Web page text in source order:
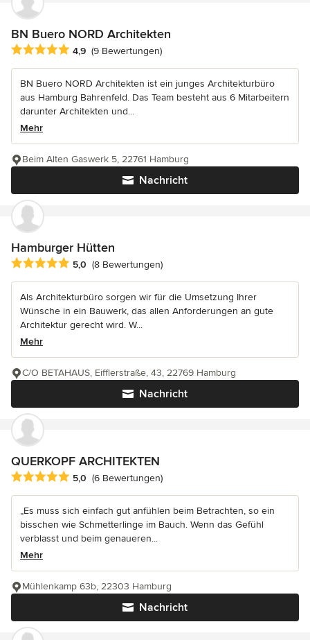
BN Buero NORD Architekten
Durchschnittliche Bewertung: 4.9 von 5 Sternen
4,9 (9 Bewertungen)
BN Buero NORD Architekten ist ein junges Architekturbüro
aus Hamburg Bahrenfeld. Das Team besteht aus 6 Mitarbeitern
darunter Architekten und...
Mehr
Nachricht
Beim Alten Gaswerk 5, 22761 Hamburg
Hamburger Hütten
Durchschnittliche Bewertung: 5 von 5 Sternen
5,0 (8 Bewertungen)
Als Architekturbüro sorgen wir für die Umsetzung Ihrer
Wünsche in ein Bauwerk, das allen Anforderungen an gute
Architektur gerecht wird. W...
Mehr
Nachricht
C/O BETAHAUS, Eifflerstraße, 43, 22769 Hamburg
QUERKOPF ARCHITEKTEN
Durchschnittliche Bewertung: 5 von 5 Sternen
5,0 (6 Bewertungen)
„Es muss sich einfach gut anfühlen beim Betrachten, so ein
bisschen wie Schmetterlinge im Bauch. Wenn das Gefühl
verblasst und beim genaueren...
Mehr
Nachricht
Mühlenkamp 63b, 22303 Hamburg